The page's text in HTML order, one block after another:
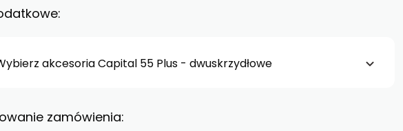
akcesoria Capital 55 Plus - dwuskrzydłowe
zamówienia: